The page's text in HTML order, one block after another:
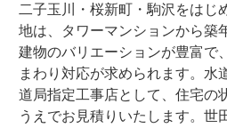
二子玉川・桜新町・駒沢をはじ
地は、タワーマンションから築
建物のバリエーションが豊富で
まわり対応が求められます。水
道局指定工事店として、住宅の
うえでお見積りいたします。世